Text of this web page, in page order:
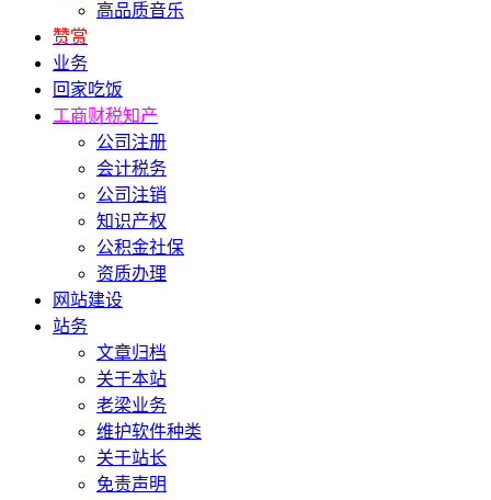
高品质音乐
赞赏
业务
回家吃饭
工商财税知产
公司注册
会计税务
公司注销
知识产权
公积金社保
资质办理
网站建设
站务
文章归档
关于本站
老梁业务
维护软件种类
关于站长
免责声明